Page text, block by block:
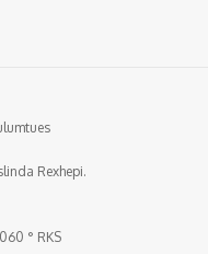
Rexhepi.
° RKS